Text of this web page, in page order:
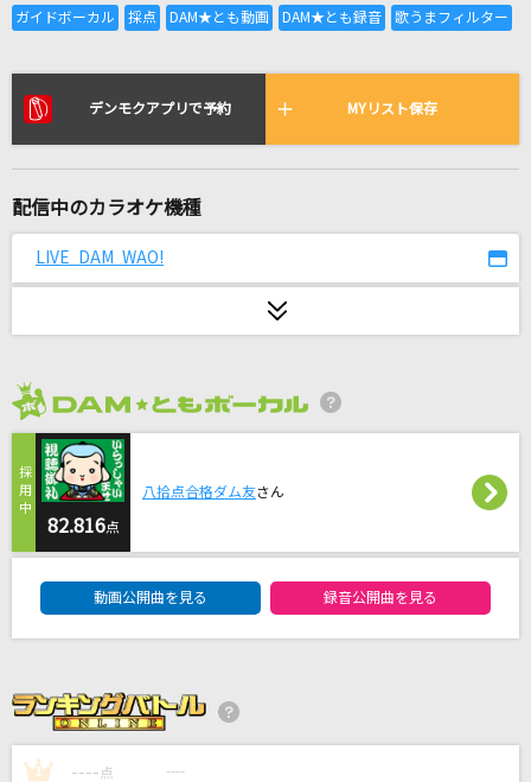
全国りれき
きただにひろし
SEKAI NO OWARI(世界の終わり)
Mellow Addiction
MELLOW DEAR US
謎
小松未歩
馬と鹿
米津玄師
飯島真理
一輪
デンモクアプリで予約 MYリスト保存
配信中のカラオケ機種
LIVE DAM WAO!
82.816点
八拾点合格ダム友さん
動画公開曲を見る 録音公開曲を見る
1 ---- 点 ----